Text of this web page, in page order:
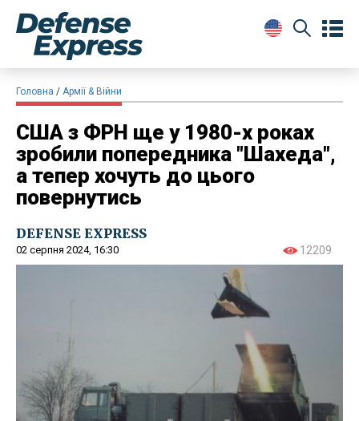
Головна Армії & Війни
США з ФРН ще у 1980-х роках
зробили попередника "Шахеда",
а тепер хочуть до цього
повернутись
DEFENSE EXPRESS
02 серпня 2024, 16:30 12209